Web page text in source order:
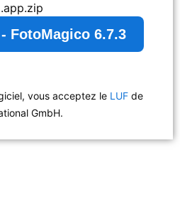
FotoMagico 6.7.3
vous acceptez le LUF de
GmbH.